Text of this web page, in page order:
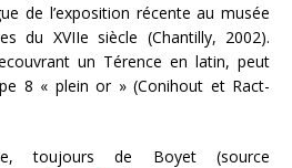
de l’exposition récente au musée
du XVIIe siècle (Chantilly, 2002).
un Térence en latin, peut
8 « plein or » (Conihout et Ract-
toujours de Boyet (source